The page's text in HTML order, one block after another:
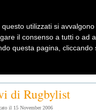
di Rugbylist
il 15 November 2006
utilizzati si
il consenso a tutti o ad
questa pagina,